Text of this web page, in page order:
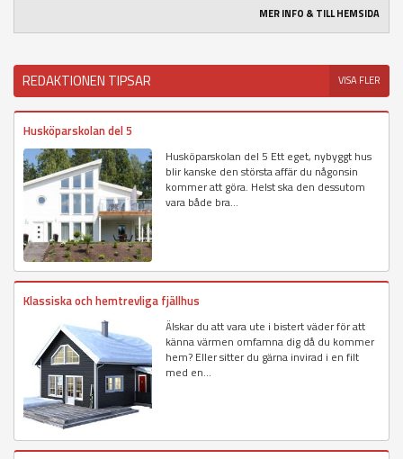
MER INFO & TILL HEMSIDA
REDAKTIONEN TIPSAR VISA FLER
Husköparskolan del 5
Husköparskolan del 5 Ett eget, nybyggt hus
blir kanske den största affär du någonsin
kommer att göra. Helst ska den dessutom
vara både bra...
Klassiska och hemtrevliga fjällhus
Älskar du att vara ute i bistert väder för att
känna värmen omfamna dig då du kommer
hem? Eller sitter du gärna invirad i en filt
med en...